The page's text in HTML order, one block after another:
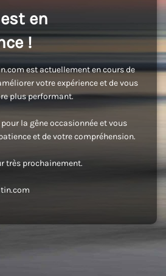
en
!
est actuellement en cours de
votre expérience et de vous
plus performant.
la gêne occasionnée et vous
et de votre compréhension.
très prochainement.